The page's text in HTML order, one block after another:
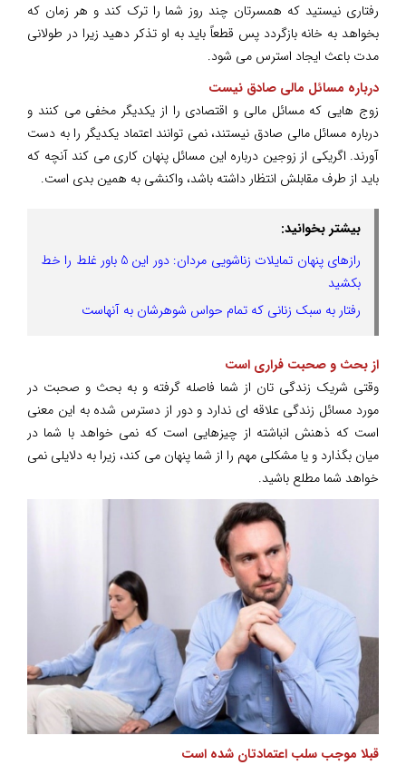
رفتاری نیستید که همسرتان چند روز شما را ترک کند و هر زمان که
بخواهد به خانه بازگردد پس قطعاً باید به او تذکر دهید زیرا در طولانی
مدت باعث ایجاد استرس می شود.
درباره مسائل مالی صادق نیست
زوج هایی که مسائل مالی و اقتصادی را از یکدیگر مخفی می کنند و
درباره مسائل مالی صادق نیستند، نمی توانند اعتماد یکدیگر را به دست
آورند. اگریکی از زوجین درباره این مسائل پنهان کاری می کند آنچه که
باید از طرف مقابلش انتظار داشته باشد، واکنشی به همین بدی است.
بیشتر بخوانید:
رازهای پنهان تمایلات زناشویی مردان: دور این 5 باور غلط را خط
بکشید
رفتار به سبک زنانی که تمام حواس شوهرشان به آنهاست
از بحث و صحبت فراری است
وقتی شریک زندگی تان از شما فاصله گرفته و به بحث و صحبت در
مورد مسائل زندگی علاقه ای ندارد و دور از دسترس شده به این معنی
است که ذهنش انباشته از چیزهایی است که نمی خواهد با شما در
میان بگذارد و یا مشکلی مهم را از شما پنهان می کند، زیرا به دلایلی نمی
خواهد شما مطلع باشید.
قبلا موجب سلب اعتمادتان شده است